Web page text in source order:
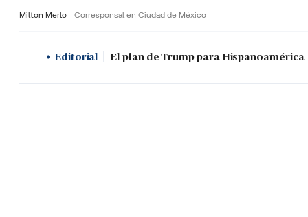
Milton Merlo Corresponsal en Ciudad de México
Editorial El plan de Trump para Hispanoamérica